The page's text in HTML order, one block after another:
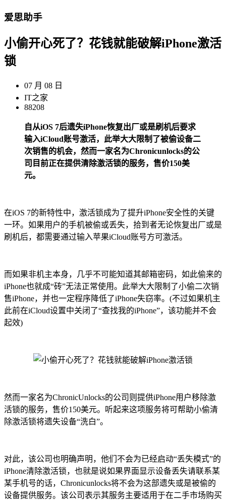
爱思助手
小偷开心死了？花钱就能破解iPhone激活
锁
07 月 08 日
IT之家
88208
自从iOS 7后遗失iPhone恢复出厂或是刷机后要求
输入iCloud账号激活，此举大大限制了被偷设备二
次销售的机会，然而一家名为Chronicunlocks的公
司目前正在提供清除激活锁的服务，售价150美
元。
在iOS 7的新特性中，激活锁成为了提升iPhone安全性的关键
一环。如果用户的手机被偷或丢失，拾到者无论恢复出厂或是
刷机后，都需要通过输入苹果iCloud账号方可激活。
而如果非机主本身，几乎不可能知道其邮箱密码，如此偷来的
iPhone也就成“砖”无法正常使用。此举大大限制了小偷二次销
售iPhone，并也一定程序降低了iPhone失窃率。(不过如果机主
此前在iCloud设置中关闭了“查找我的iPhone”，该功能并不会
起效)
然而一家名为ChronicUnlocks的公司则提供iPhone用户移除激
活锁的服务，售价150美元。听起来这项服务将可帮助小偷清
除激活锁将遗失设备“洗白”。
对此，该公司也明确声明，他们不会为已经启动“丢失模式”的
iPhone清除激活锁，也就是说如果界面显示设备丢失请联系某
某手机号的话，Chronicunlocks将不会为这部遗失或是被偷的
设备提供服务。该公司表示其服务主要适用于在二手市场购买